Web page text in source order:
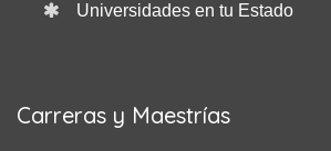
Universidades en tu Estado
Carreras y Maestrías